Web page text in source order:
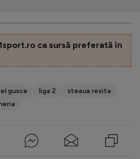
ca sursă preferată în
gusca liga 2
steaua resita